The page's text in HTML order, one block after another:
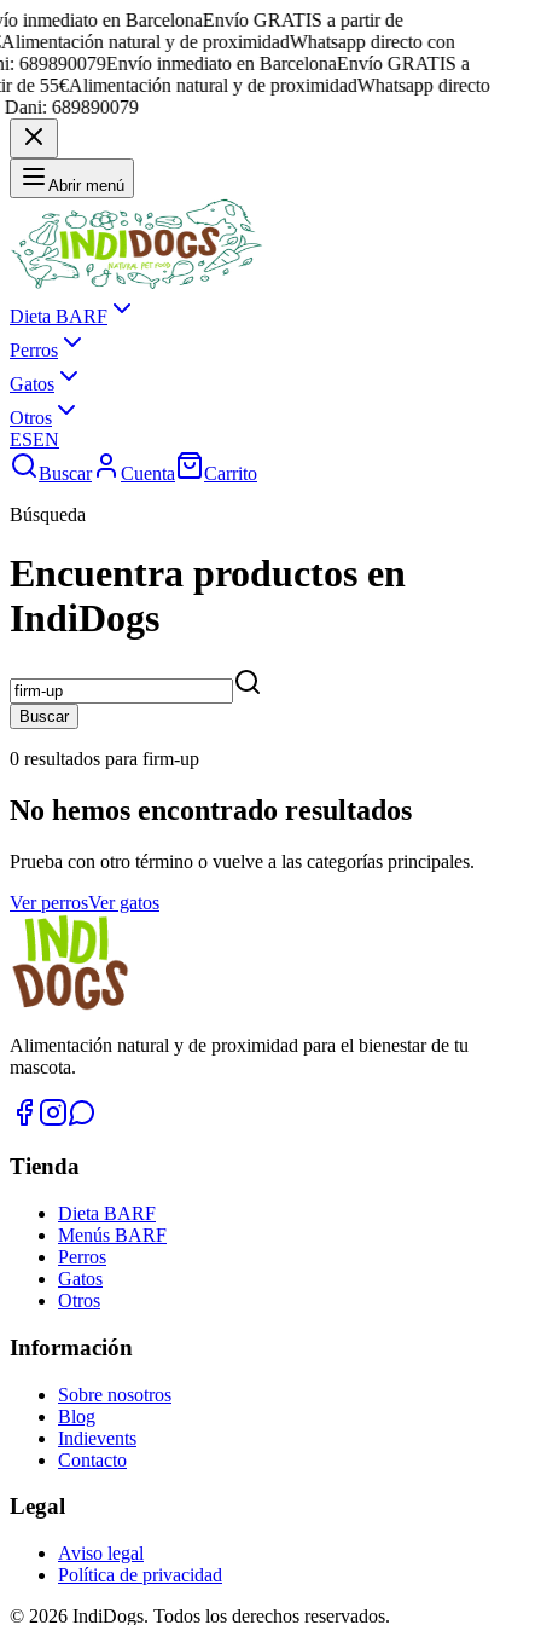
inmediato en BarcelonaEnvío GRATIS a partir de
Alimentación natural y de proximidadWhatsapp directo con
689890079Envío inmediato en BarcelonaEnvío GRATIS a
de 55€Alimentación natural y de proximidadWhatsapp directo
Dani: 689890079
Abrir menú
Dieta BARF
Perros
Gatos
Otros
ESEN
Buscar
Cuenta
Carrito
Búsqueda
Encuentra productos en
IndiDogs
Buscar
0 resultados para firm-up
No hemos encontrado resultados
Prueba con otro término o vuelve a las categorías principales.
Ver perrosVer gatos
Alimentación natural y de proximidad para el bienestar de tu
mascota.
Tienda
Dieta BARF
Menús BARF
Perros
Gatos
Otros
Información
Sobre nosotros
Blog
Indievents
Contacto
Legal
Aviso legal
Política de privacidad
© 2026 IndiDogs. Todos los derechos reservados.